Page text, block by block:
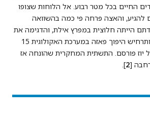
החיים בכל מטר רבוע. אל הלוחות שצופו
להגיע, והאצה פרחה פי כמה בהשוואה
הייתה חלוצית במפרץ אילת, והדגימה את
חשיבות רעיית האצות ותרחיש היפוך פאזה במערכת האקולוגית 15
פורסם. התשתית המחקרית שהונחה אז
[
2
].